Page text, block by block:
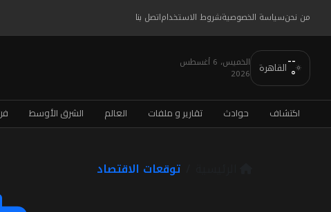
من نحنسياسة الخصوصيةشروط الاستخداماتصل بنا
--
° القاهرة الخميس، 6 أغسطس
2026
اكتشاف حوادث تقارير و ملفات العالم الشرق الأوسط
توقعات الاقتصاد